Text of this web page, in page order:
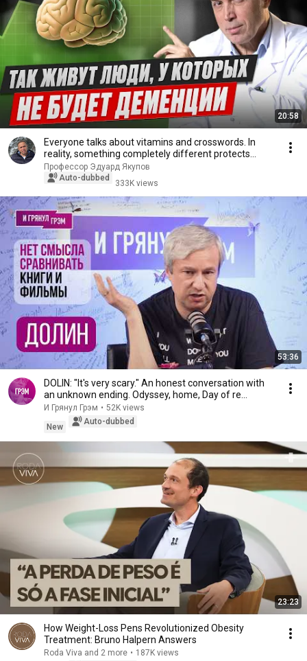
20:58
Everyone talks about vitamins and crosswords. In
reality, something completely different protects...
Профессор Эдуард Якупов
Auto-dubbed
333K views
53:36
DOLIN: "It's very scary." An honest conversation with
an unknown ending. Odyssey, home, Day of re...
И Грянул Грэм • 52K views
New
Auto-dubbed
23:23
How Weight-Loss Pens Revolutionized Obesity
Treatment: Bruno Halpern Answers
Roda Viva and 2 more • 187K views